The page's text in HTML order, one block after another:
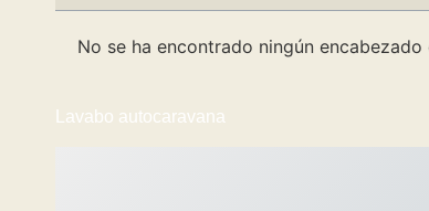
No se ha encontrado ningún encabezado
Lavabo autocaravana